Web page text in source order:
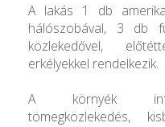
A lakás 1 db
hálószobával, 3 db
közlekedővel,
erkélyekkel rendelkezik.
A környék
tömegközlekedés,